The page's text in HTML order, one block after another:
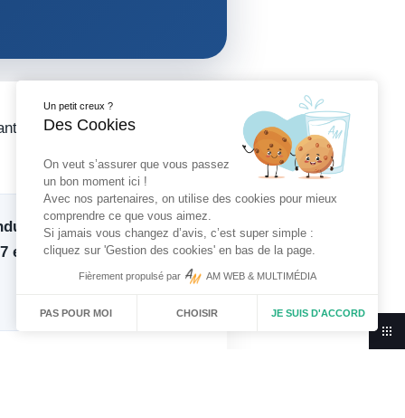
ont obtenu d’excellents
possible grâce à la
7 encadrantsdu club.
Un petit creux ?
Des Cookies
On veut s’assurer que vous passez
un bon moment ici !
Avec nos partenaires, on utilise des cookies pour mieux
comprendre ce que vous aimez.
Si jamais vous changez d’avis, c’est super simple :
cliquez sur 'Gestion des cookies' en bas de la page.
Fièrement propulsé par AM WEB & MULTIMÉDIA
PAS POUR MOI CHOISIR JE SUIS D'ACCORD